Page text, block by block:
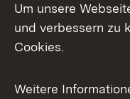
Facebook
X / Twitter
Um unsere
und verbessern zu
Cookies.
Weitere